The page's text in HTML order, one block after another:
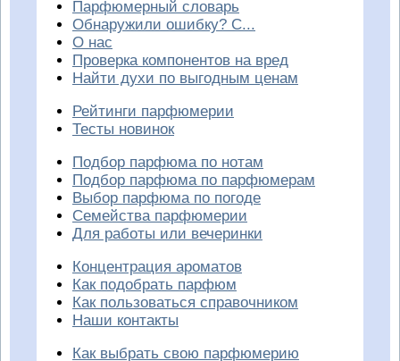
Парфюмерный словарь
Обнаружили ошибку? С...
О нас
Проверка компонентов на вред
Найти духи по выгодным ценам
Рейтинги парфюмерии
Тесты новинок
Подбор парфюма по нотам
Подбор парфюма по парфюмерам
Выбор парфюма по погоде
Семейства парфюмерии
Для работы или вечеринки
Концентрация ароматов
Как подобрать парфюм
Как пользоваться справочником
Наши контакты
Как выбрать свою парфюмерию